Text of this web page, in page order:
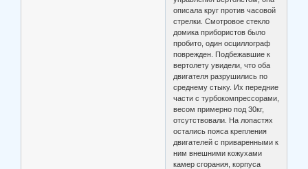
описала круг против часовой
стрелки. Смотровое стекло
домика прибористов было
пробито, один осциллограф
поврежден. Подбежавшие к
вертолету увидели, что оба
двигателя разрушились по
среднему стыку. Их передние
части с турбокомпрессорами,
весом примерно под 30кг,
отсутствовали. На лопастях
остались пояса крепления
двигателей с приваренными к
ним внешними кожухами
камер сгорания, корпуса